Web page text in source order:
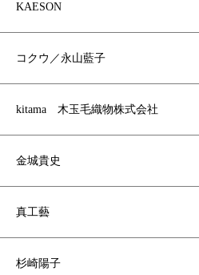
KAESON
コクウ／永山藍子
kitama 木玉毛織物株式会社
金城貴史
真工藝
杉崎陽子